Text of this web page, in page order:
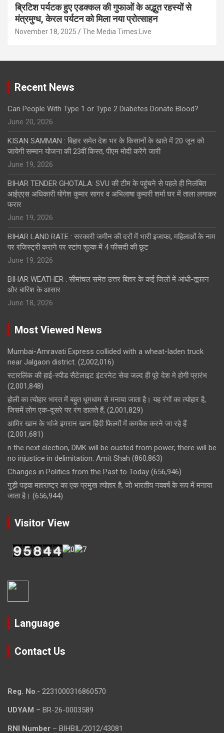
ब्रिटिश पर्यटक हुए एडक्कल की गुफाओं के अद्भुत रहस्यों से
मंत्रमुग्ध, केरल पर्यटन को मिला नया प्रोत्साहन
November 18, 2025 The Media Times.Live
Recent News
Can People With Type 1 or Type 2 Diabetes Donate Blood?
June 20, 2026
KISAN SAMMAN : बिहार समेत देश भर के किसानों के खाते में 20 जून को
जायेगी सम्मान योजना की 23वीं किस्त, पीएम मोदी करेंगे जारी
June 19, 2026
BIHAR TENDER GHOTALA: SVU की टीम के पहुंचने से पहले ही निलंबित
आईएएस अधिकारी योगेश कुमार सागर व अभिलाषा कुमारी शर्मा घर में ताला लगाकर
फरार
June 19, 2026
BIHAR LAND RATE : सरकारी जमीन की दरों में भारी इजाफा, महिलाओं के नाम
पर रजिस्ट्री कराने पर स्टांप शुल्क में 4 फीसदी की छूट
June 19, 2026
BIHAR WEATHER : सीमांचल समेत उत्तर बिहार के कई जिलों में आंधी-तूफान
और बारिश के आसार
June 18, 2026
Most Viewed News
Mumbai-Amravati Express collided with a wheat-laden truck
near Jalgaon district. (2,002,016)
स्टारलिंक की हाई-स्पीड सैटेलाइट इंटरनेट सेवा जल्द ही पूरे देश मे होगी प्रारंभ
(2,001,848)
होली का त्योहार भारत में बहुत धूमधाम से मनाया जाता है। यह रंगों का त्योहार है,
जिसमें लोग एक-दूसरे पर रंग डालते हैं, (2,001,829)
आमिर खान के भांजे इमरान खान हिंदी फिल्मों में कमबैक करने जा रहे हैं
(2,001,681)
n the next election, DMK will be ousted from power, there will be
no injustice in delimitation: Amit Shah (860,863)
Changes in Politics from the Past to Today (656,946)
गुड़ी पड़वा महाराष्ट्र का एक प्रमुख त्योहार है, जो भारतीय नववर्ष के रूप में मनाया
जाता है। (656,944)
Visitor View
Language
Contact Us
Reg. No.- 2231000316860570
UDYAM – BR-26-0003589
RNI Number – BIHBIL/2012/43081